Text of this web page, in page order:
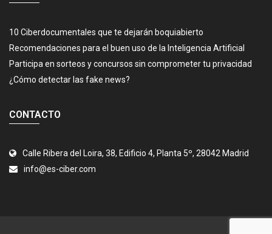
10 Ciberdocumentales que te dejarán boquiabierto
Recomendaciones para el buen uso de la Inteligencia Artificial
Participa en sorteos y concursos sin comprometer tu privacidad
¿Cómo detectar las fake news?
CONTACTO
Calle Ribera del Loira, 38, Edificio 4, Planta 5º, 28042 Madrid
info@es-ciber.com